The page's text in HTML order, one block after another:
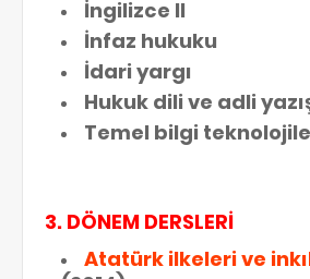
İngilizce II
İnfaz hukuku
İdari yargı
Hukuk dili ve adli
Temel bilgi
3. DÖNEM DERSLERİ
Atatürk ilkeleri ve